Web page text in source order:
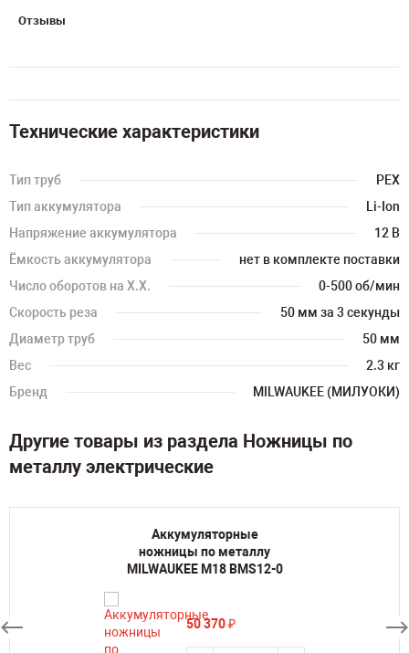
Отзывы
Технические характеристики
Тип труб
PEX
Тип аккумулятора
Li-Ion
Напряжение аккумулятора
12 B
Ёмкость аккумулятора
нет в комплекте поставки
Число оборотов на Х.Х.
0-500 об/мин
Скорость реза
50 мм за 3 секунды
Диаметр труб
50 мм
Вес
2.3 кг
Бренд
MILWAUKEE (МИЛУОКИ)
Другие товары из раздела Ножницы по
металлу электрические
Аккумуляторные
ножницы по металлу
MILWAUKEE M18 BMS12-0
50 370₽